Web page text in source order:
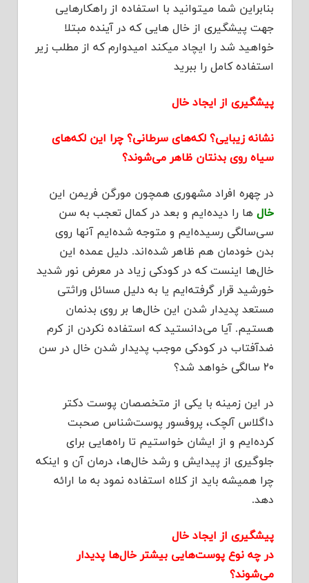
بنابراین شما میتوانید با استفاده از راهکارهایی
جهت پیشگیری از خال هایی که در آینده مبتلا
خواهید شد را ایچاد میکند امیدوارم که از مطلب زیر
استفاده کامل را ببرید
پیشگیری از ایجاد خال
نشانه زیبایی؟ لکه‌های سرطانی؟ چرا این لکه‌های
سیاه روی بدنتان ظاهر می‌شوند؟
در چهره افراد مشهوری همچون مورگن فریمن این
خال‌ ها را دیده‌ایم و بعد در کمال تعجب به سن
سی‌سالگی رسیده‌ایم و متوجه شده‌ایم آنها روی
بدن خودمان هم ظاهر شده‌اند. دلیل عمده این
خال‌ها اینست که در کودکی زیاد در معرض نور شدید
خورشید قرار گرفته‌ایم یا به دلیل مسائل وراثتی
مستعد پدیدار شدن این خال‌‌ها بر روی بدنمان
هستیم. آیا می‌دانستید که استفاده نکردن از کرم
ضد‌آفتاب در کودکی موجب پدیدار شدن خال‌ در سن
۲۰ سالگی خواهد شد؟
در این زمینه با یکی از متخصصان پوست دکتر
داگلاس آلچک، پروفسور پوست‌شناس صحبت
کرده‌ایم و از ایشان خواستیم تا راه‌هایی برای
جلوگیری از پیدایش و رشد خال‌‌ها، درمان آن و اینکه
چرا همیشه باید از کلاه استفاده نمود به ما ارائه
دهد.
پیشگیری از ایجاد خال
در چه نوع پوست‌هایی بیشتر خال‌‌ها پدیدار
می‌شوند؟